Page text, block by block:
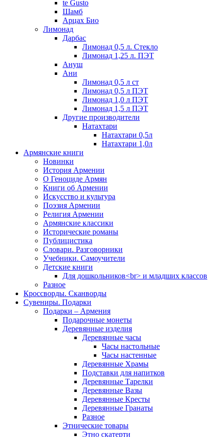
te Gusto
Шамб
Арцах Био
Лимонад
Дарбас
Лимонад 0,5 л. Стекло
Лимонад 1,25 л. ПЭТ
Ануш
Ани
Лимонад 0,5 л ст
Лимонад 0,5 л ПЭТ
Лимонад 1,0 л ПЭТ
Лимонад 1,5 л ПЭТ
Другие производители
Натахтари
Натахтари 0,5л
Натахтари 1,0л
Армянские книги
Новинки
История Армении
О Геноциде Армян
Книги об Армении
Иcкусство и культура
Поэзия Армении
Религия Армении
Армянские классики
Исторические романы
Публицистика
Словари. Разговорники
Учебники. Самоучители
Детские книги
Для дошкольников<br> и младших классов
Разное
Кроссворды. Сканворды
Сувениры. Подарки
Подарки – Армения
Подарочные монеты
Деревянные изделия
Деревянные часы
Часы настольные
Часы настенные
Деревянные Храмы
Подставки для напитков
Деревянные Тарелки
Деревянные Вазы
Деревянные Кресты
Деревянные Гранаты
Разное
Этнические товары
Этно скатерти